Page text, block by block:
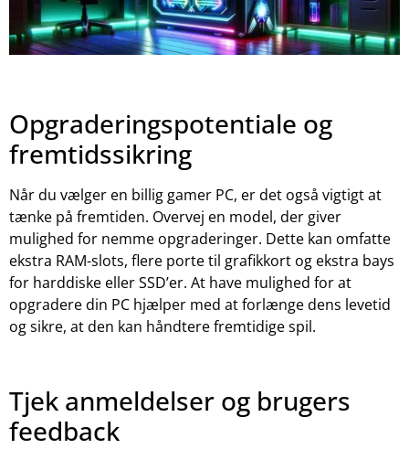
Opgraderingspotentiale og
fremtidssikring
Når du vælger en billig gamer PC, er det også vigtigt at
tænke på fremtiden. Overvej en model, der giver
mulighed for nemme opgraderinger. Dette kan omfatte
ekstra RAM-slots, flere porte til grafikkort og ekstra bays
for harddiske eller SSD’er. At have mulighed for at
opgradere din PC hjælper med at forlænge dens levetid
og sikre, at den kan håndtere fremtidige spil.
Tjek anmeldelser og brugers
feedback